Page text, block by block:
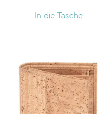
In die Tasche